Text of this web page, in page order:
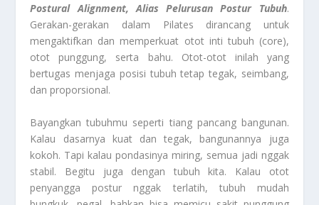
Postural Alignment, Alias Pelurusan Postur Tubuh.
Gerakan-gerakan dalam Pilates dirancang untuk
mengaktifkan dan memperkuat otot inti tubuh (core),
otot punggung, serta bahu. Otot-otot inilah yang
bertugas menjaga posisi tubuh tetap tegak, seimbang,
dan proporsional.
Bayangkan tubuhmu seperti tiang pancang bangunan.
Kalau dasarnya kuat dan tegak, bangunannya juga
kokoh. Tapi kalau pondasinya miring, semua jadi nggak
stabil. Begitu juga dengan tubuh kita. Kalau otot
penyangga postur nggak terlatih, tubuh mudah